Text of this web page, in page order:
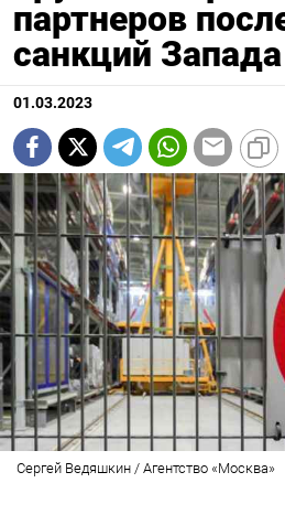
партнеров
санкций Запада
01.03.2023
Сергей Ведяшкин / Агентство «Москва»